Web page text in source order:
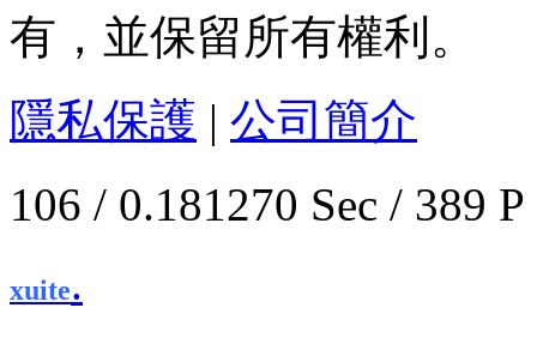
有，並保留所有權利。
隱私保護 | 公司簡介
106 / 0.181270 Sec / 389
xuite.